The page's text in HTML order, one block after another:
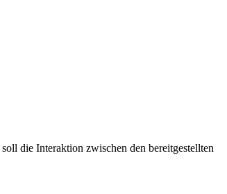
die Interaktion zwischen den bereitgestellten